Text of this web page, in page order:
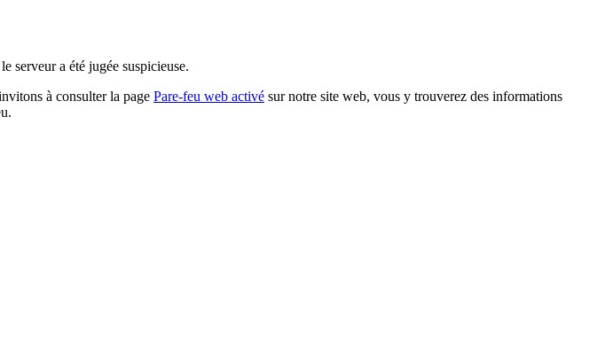
serveur a été jugée suspicieuse.
à consulter la page Pare-feu web activé sur notre site web, vous y trouverez des informations